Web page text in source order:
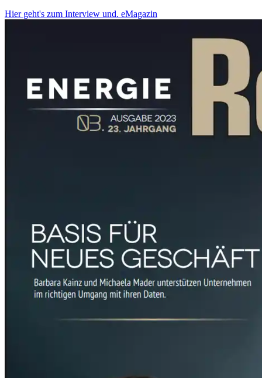
Hier geht's zum Interview und. eMagazin